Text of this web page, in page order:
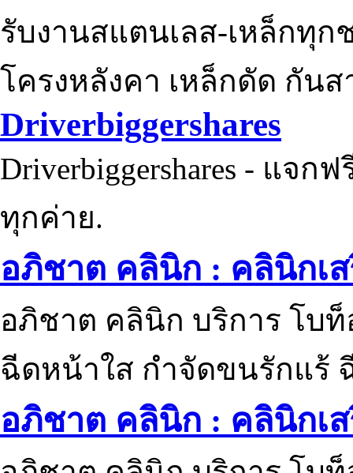
รับงานสแตนเลส-เหล็กทุ
โครงหลังคา เหล็กดัด กัน
Driverbiggershares
Driverbiggershares - แจก
ทุกค่าย.
อภิชาต คลินิก : คลินิกเ
อภิชาต คลินิก บริการ โบ
ฉีดหน้าใส กำจัดขนรักแร้
อภิชาต คลินิก : คลินิกเ